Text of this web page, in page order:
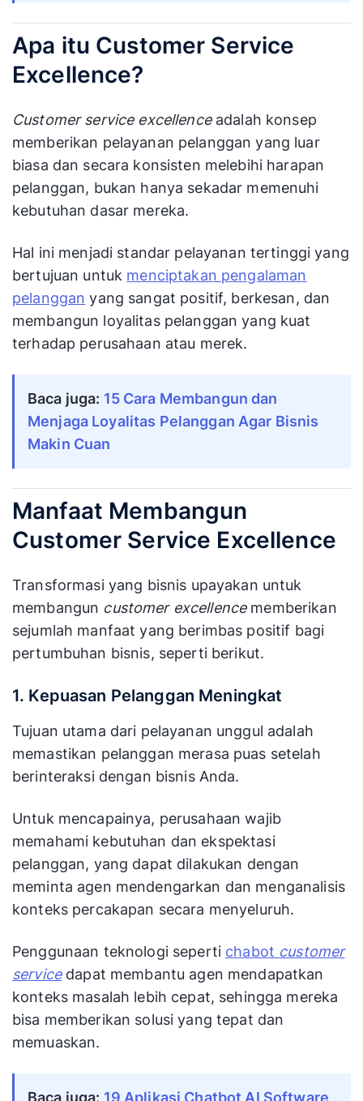
Apa itu Customer Service
Excellence?
Customer service excellenceadalah konsep
memberikan pelayanan pelanggan yang luar
biasa dan secara konsisten melebihi harapan
pelanggan, bukan hanya sekadar memenuhi
kebutuhan dasar mereka.
Hal ini menjadi standar pelayanan tertinggi yang
bertujuan untuk menciptakan pengalaman
pelanggan yang sangat positif, berkesan, dan
membangun loyalitas pelanggan yang kuat
terhadap perusahaan atau merek.
Baca juga: 15 Cara Membangun dan
Menjaga Loyalitas Pelanggan Agar Bisnis
Makin Cuan
Manfaat Membangun
Customer Service Excellence
Transformasi yang bisnis upayakan untuk
membangun customer excellencememberikan
sejumlah manfaat yang berimbas positif bagi
pertumbuhan bisnis, seperti berikut.
1. Kepuasan Pelanggan Meningkat
Tujuan utama dari pelayanan unggul adalah
memastikan pelanggan merasa puas setelah
berinteraksi dengan bisnis Anda.
Untuk mencapainya, perusahaan wajib
memahami kebutuhan dan ekspektasi
pelanggan, yang dapat dilakukan dengan
meminta agen mendengarkan dan menganalisis
konteks percakapan secara menyeluruh.
Penggunaan teknologi seperti chabot customer
servicedapat membantu agen mendapatkan
konteks masalah lebih cepat, sehingga mereka
bisa memberikan solusi yang tepat dan
memuaskan.
Baca juga: 19 Aplikasi Chatbot AI Software